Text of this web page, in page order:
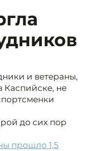
и ветераны,
Каспийске, не
до сих пор
прошло 1,5